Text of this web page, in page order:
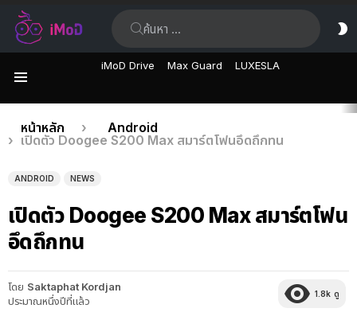
iMoD Drive Max Guard LUXESLA
เรื่อง
ล่าสุด
คุณอยู่ที่นี่:
หน้าหลัก
Android
เปิดตัว Doogee S200 Max สมาร์ตโฟนอึดถึกทน
ANDROID NEWS
เปิดตัว Doogee S200 Max สมาร์ตโฟน
อึดถึกทน
โดย Saktaphat Kordjan
ประมาณหนึ่งปีที่แล้ว
1.8k ดู